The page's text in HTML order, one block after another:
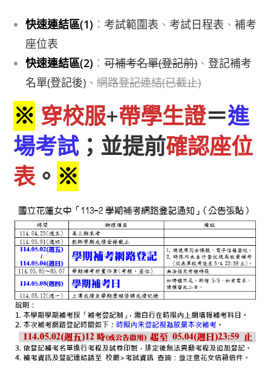
快速連結區(1) ： 考試範圍表 、 考試日程表 、補考
座位表
快速連結區(2) ：可補考名單(登記前)、登記補考
名單(登記後) 、網路登記連結(已截止)
※ 穿校服+帶學生證＝進
場考試；並提前確認座位
表。 ※